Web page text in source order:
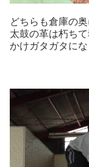
どちらも倉庫の
太鼓の革は朽ち
かけガタガタにな